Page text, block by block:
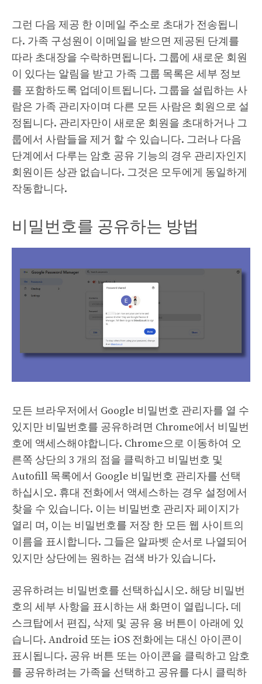
그런 다음 제공 한 이메일 주소로 초대가 전송됩니
다. 가족 구성원이 이메일을 받으면 제공된 단계를
따라 초대장을 수락하면됩니다. 그룹에 새로운 회원
이 있다는 알림을 받고 가족 그룹 목록은 세부 정보
를 포함하도록 업데이트됩니다. 그룹을 설립하는 사
람은 가족 관리자이며 다른 모든 사람은 회원으로 설
정됩니다. 관리자만이 새로운 회원을 초대하거나 그
룹에서 사람들을 제거 할 수 있습니다. 그러나 다음
단계에서 다루는 암호 공유 기능의 경우 관리자인지
회원이든 상관 없습니다. 그것은 모두에게 동일하게
작동합니다.
비밀번호를 공유하는 방법
모든 브라우저에서 Google 비밀번호 관리자를 열 수
있지만 비밀번호를 공유하려면 Chrome에서 비밀번
호에 액세스해야합니다. Chrome으로 이동하여 오
른쪽 상단의 3 개의 점을 클릭하고 비밀번호 및
Autofill 목록에서 Google 비밀번호 관리자를 선택
하십시오. 휴대 전화에서 액세스하는 경우 설정에서
찾을 수 있습니다. 이는 비밀번호 관리자 페이지가
열리 며, 이는 비밀번호를 저장 한 모든 웹 사이트의
이름을 표시합니다. 그들은 알파벳 순서로 나열되어
있지만 상단에는 원하는 검색 바가 있습니다.
공유하려는 비밀번호를 선택하십시오. 해당 비밀번
호의 세부 사항을 표시하는 새 화면이 열립니다. 데
스크탑에서 편집, 삭제 및 공유 용 버튼이 아래에 있
습니다. Android 또는 iOS 전화에는 대신 아이콘이
표시됩니다. 공유 버튼 또는 아이콘을 클릭하고 암호
를 공유하려는 가족을 선택하고 공유를 다시 클릭하